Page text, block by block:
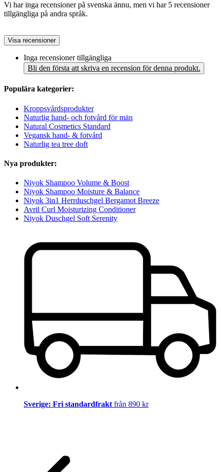
Vi har inga recensioner på svenska ännu, men vi har 5 recensioner
tillgängliga på andra språk.
Visa recensioner
Inga recensioner tillgängliga
Bli den första att skriva en recension för denna produkt.
Populära kategorier:
Kroppsvårdsprodukter
Naturlig hand- och fotvård för män
Natural Cosmetics Standard
Vegansk hand- & fotvård
Naturlig tea tree doft
Nya produkter:
Niyok Shampoo Volume & Boost
Niyok Shampoo Moisture & Balance
Niyok 3in1 Herrduschgel Bergamot Breeze
Avril Curl Moisturizing Conditioner
Niyok Duschgel Soft Serenity
Sverige: Fri standardfrakt från 890 kr